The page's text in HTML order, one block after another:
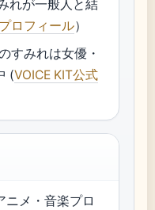
れが一般人と結
ロフィール）
すみれは女優・
(VOICE KIT公式
ニメ・音楽プロ